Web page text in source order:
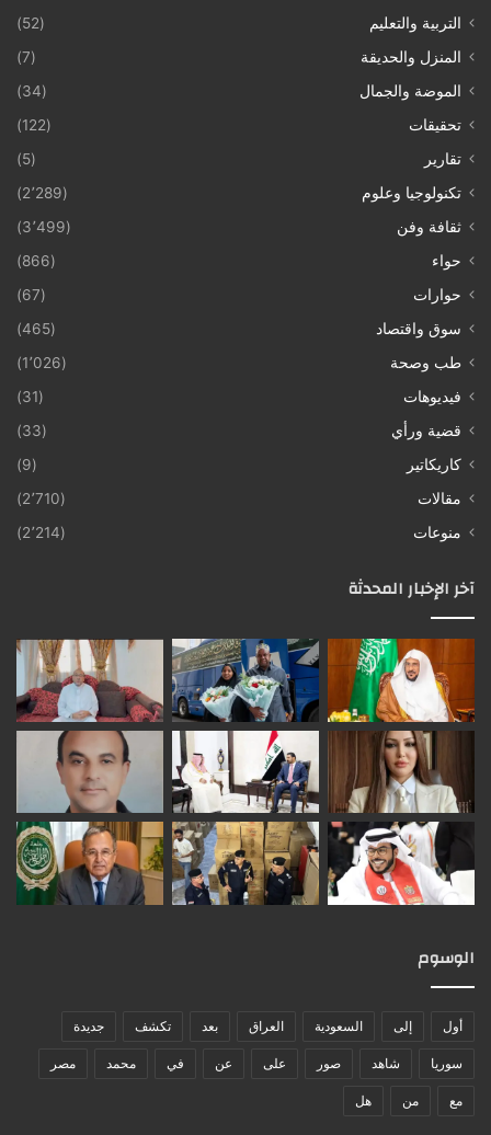
التربية والتعليم
(52)
المنزل والحديقة
(7)
الموضة والجمال
(34)
تحقيقات
(122)
تقارير
(5)
تكنولوجيا وعلوم
(2٬289)
ثقافة وفن
(3٬499)
حواء
(866)
حوارات
(67)
سوق واقتصاد
(465)
طب وصحة
(1٬026)
فيديوهات
(31)
قضية ورأي
(33)
كاريكاتير
(9)
مقالات
(2٬710)
منوعات
(2٬214)
آخر الإخبار المحدثة
الوسوم
أول إلى السعودية العراق بعد تكشف جديدة
سوريا شاهد صور على عن في محمد مصر
مع من هل